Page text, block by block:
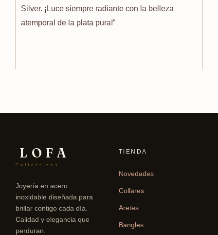
Silver. ¡Luce siempre radiante con la belleza
atemporal de la plata pura!”
LOFA
Collections
Joyería en acero
inoxidable diseñada para
brillar contigo cada día.
Calidad y elegancia que
perduran.
TIENDA
Novedades
Collares
Aretes
Bangles